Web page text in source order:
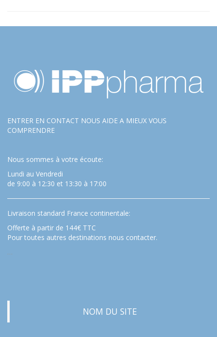
ENTRER EN CONTACT NOUS AIDE A MIEUX VOUS
COMPRENDRE
Nous sommes à votre écoute:
Lundi au Vendredi
de 9:00 à 12:30 et 13:30 à 17:00
Livraison standard France continentale:
Offerte à partir de 144€ TTC
Pour toutes autres destinations nous contacter.
…
NOM DU SITE